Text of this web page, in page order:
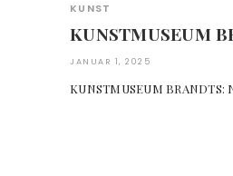
KUNST
KUNSTMUSEUM
JANUAR 1, 2025
KUNSTMUSEUM